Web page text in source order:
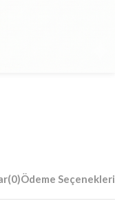
(0)Ödeme Seçenekleri